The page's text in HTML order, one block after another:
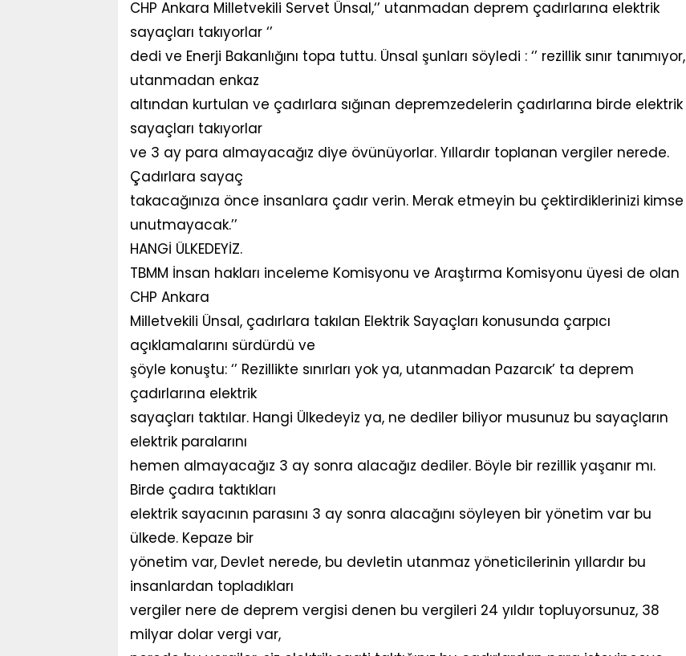
CHP Ankara Milletvekili Servet Ünsal,‘’ utanmadan deprem çadırlarına elektrik
sayaçları takıyorlar ‘’
dedi ve Enerji Bakanlığını topa tuttu. Ünsal şunları söyledi : ‘’ rezillik sınır tanımıyor,
utanmadan enkaz
altından kurtulan ve çadırlara sığınan depremzedelerin çadırlarına birde elektrik
sayaçları takıyorlar
ve 3 ay para almayacağız diye övünüyorlar. Yıllardır toplanan vergiler nerede.
Çadırlara sayaç
takacağınıza önce insanlara çadır verin. Merak etmeyin bu çektirdiklerinizi kimse
unutmayacak.’’
HANGİ ÜLKEDEYİZ.
TBMM İnsan hakları inceleme Komisyonu ve Araştırma Komisyonu üyesi de olan
CHP Ankara
Milletvekili Ünsal, çadırlara takılan Elektrik Sayaçları konusunda çarpıcı
açıklamalarını sürdürdü ve
şöyle konuştu: ‘’ Rezillikte sınırları yok ya, utanmadan Pazarcık’ ta deprem
çadırlarına elektrik
sayaçları taktılar. Hangi Ülkedeyiz ya, ne dediler biliyor musunuz bu sayaçların
elektrik paralarını
hemen almayacağız 3 ay sonra alacağız dediler. Böyle bir rezillik yaşanır mı.
Birde çadıra taktıkları
elektrik sayacının parasını 3 ay sonra alacağını söyleyen bir yönetim var bu
ülkede. Kepaze bir
yönetim var, Devlet nerede, bu devletin utanmaz yöneticilerinin yıllardır bu
insanlardan topladıkları
vergiler nere de deprem vergisi denen bu vergileri 24 yıldır topluyorsunuz, 38
milyar dolar vergi var,